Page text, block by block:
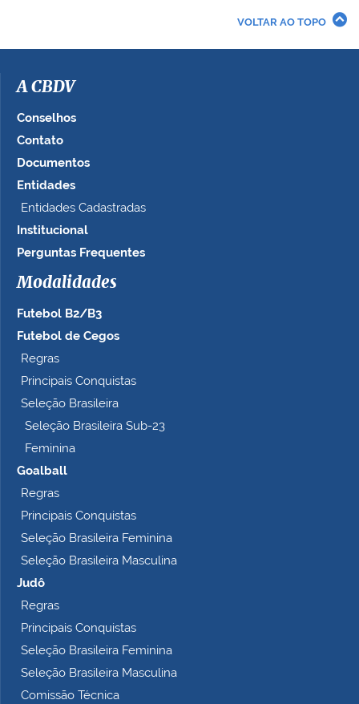
VOLTAR AO TOPO
A CBDV
Conselhos
Contato
Documentos
Entidades
Entidades Cadastradas
Institucional
Perguntas Frequentes
Modalidades
Futebol B2/B3
Futebol de Cegos
Regras
Principais Conquistas
Seleção Brasileira
Seleção Brasileira Sub-23
Feminina
Goalball
Regras
Principais Conquistas
Seleção Brasileira Feminina
Seleção Brasileira Masculina
Judô
Regras
Principais Conquistas
Seleção Brasileira Feminina
Seleção Brasileira Masculina
Comissão Técnica